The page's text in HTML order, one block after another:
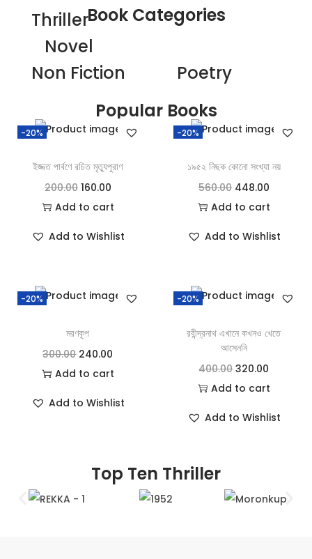
Book Categories
Thriller
Novel
Non Fiction
Poetry
Popular Books
-20%
ইজ্জত পার্বণে রচিত মৃত্যুপুরাণ
200.00 160.00
Add to cart
Add to Wishlist
-20%
১৯৫২ নিছক কোনো সংখ্যা নয়
560.00 448.00
Add to cart
Add to Wishlist
-20%
মরণকূপ
300.00 240.00
Add to cart
Add to Wishlist
-20%
রবীন্দ্রনাথ এখানে কখনও খেতে
আসেননি
400.00 320.00
Add to cart
Add to Wishlist
Top Ten Thriller